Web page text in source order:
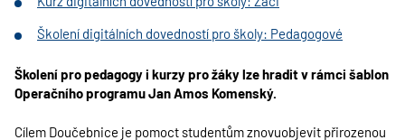
Školení digitálních dovedností pro školy: Pedagogové
Školení pro pedagogy i kurzy pro žáky lze hradit v rámci šablon
Operačního programu Jan Amos Komenský.
Cílem Doučebnice je pomoct studentům znovuobjevit přirozenou